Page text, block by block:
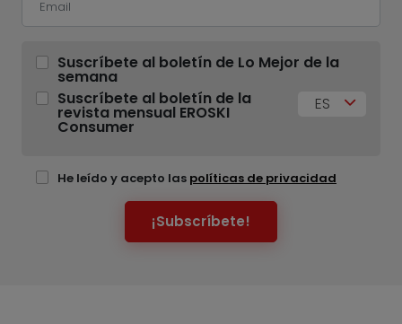
Suscríbete al boletín de Lo Mejor de la
semana
Suscríbete al boletín de la
revista mensual EROSKI
Consumer
ES
He leído y acepto las políticas de privacidad
¡Subscríbete!